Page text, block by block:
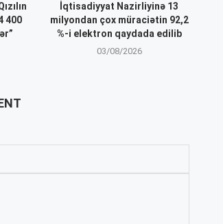
400
İqtisadiyyat Nazirliyinə 13
milyondan çox müraciətin 92,2
%-i elektron qaydada edilib
03/08/2026